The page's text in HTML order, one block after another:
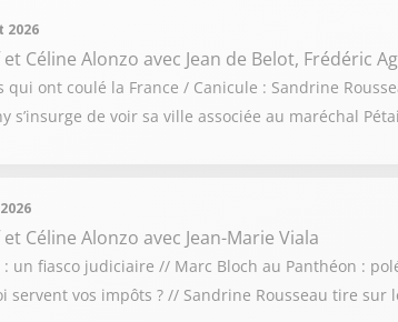
2026
Céline Alonzo avec Jean de Belot, Frédéric
qui ont coulé la France / Canicule : Sandrine
s’insurge de voir sa ville associée au maréchal
Céline Alonzo avec Jean-Marie Viala
un fiasco judiciaire // Marc Bloch au Panthéon :
servent vos impôts ? // Sandrine Rousseau tire